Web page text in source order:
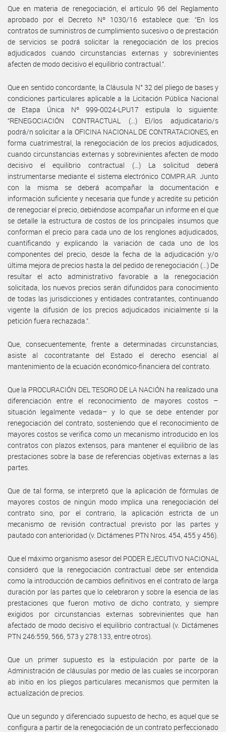
Que en materia de renegociación, el artículo 96 del Reglamento
aprobado por el Decreto Nº 1030/16 establece que: “En los
contratos de suministros de cumplimiento sucesivo o de prestación
de servicios se podrá solicitar la renegociación de los precios
adjudicados cuando circunstancias externas y sobrevinientes
afecten de modo decisivo el equilibrio contractual.”.
Que en sentido concordante, la Cláusula N° 32 del pliego de bases y
condiciones particulares aplicable a la Licitación Pública Nacional
de Etapa Única Nº 999-0024-LPU17 estipula lo siguiente:
“RENEGOCIACIÓN CONTRACTUAL (…) El/los adjudicatario/s
podrá/n solicitar a la OFICINA NACIONAL DE CONTRATACIONES, en
forma cuatrimestral, la renegociación de los precios adjudicados,
cuando circunstancias externas y sobrevinientes afecten de modo
decisivo el equilibrio contractual (…) La solicitud deberá
instrumentarse mediante el sistema electrónico COMPR.AR. Junto
con la misma se deberá acompañar la documentación e
información suficiente y necesaria que funde y acredite su petición
de renegociar el precio, debiéndose acompañar un informe en el que
se detalle la estructura de costos de los principales insumos que
conforman el precio para cada uno de los renglones adjudicados,
cuantificando y explicando la variación de cada uno de los
componentes del precio, desde la fecha de la adjudicación y/o
última mejora de precios hasta la del pedido de renegociación (…) De
resultar el acto administrativo favorable a la renegociación
solicitada, los nuevos precios serán difundidos para conocimiento
de todas las jurisdicciones y entidades contratantes, continuando
vigente la difusión de los precios adjudicados inicialmente si la
petición fuera rechazada.”.
Que, consecuentemente, frente a determinadas circunstancias,
asiste al cocontratante del Estado el derecho esencial al
mantenimiento de la ecuación económico-financiera del contrato.
Que la PROCURACIÓN DEL TESORO DE LA NACIÓN ha realizado una
diferenciación entre el reconocimiento de mayores costos –
situación legalmente vedada– y lo que se debe entender por
renegociación del contrato, sosteniendo que el reconocimiento de
mayores costos se verifica como un mecanismo introducido en los
contratos con plazos extensos, para mantener el equilibrio de las
prestaciones sobre la base de referencias objetivas externas a las
partes.
Que de tal forma, se interpretó que la aplicación de fórmulas de
mayores costos de ningún modo implica una renegociación del
contrato sino, por el contrario, la aplicación estricta de un
mecanismo de revisión contractual previsto por las partes y
pautado con anterioridad (v. Dictámenes PTN Nros. 454, 455 y 456).
Que el máximo organismo asesor del PODER EJECUTIVO NACIONAL
consideró que la renegociación contractual debe ser entendida
como la introducción de cambios definitivos en el contrato de larga
duración por las partes que lo celebraron y sobre la esencia de las
prestaciones que fueron motivo de dicho contrato, y siempre
exigidos por circunstancias externas sobrevinientes que han
afectado de modo decisivo el equilibrio contractual (v. Dictámenes
PTN 246:559, 566, 573 y 278:133, entre otros).
Que un primer supuesto es la estipulación por parte de la
Administración de cláusulas por medio de las cuales se incorporan
ab initio en los pliegos particulares mecanismos que permiten la
actualización de precios.
Que un segundo y diferenciado supuesto de hecho, es aquel que se
configura a partir de la renegociación de un contrato perfeccionado